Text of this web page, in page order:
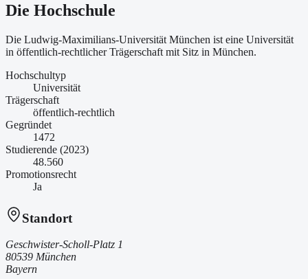
Die Hochschule
Die Ludwig-Maximilians-Universität München ist eine Universität
in öffentlich-rechtlicher Trägerschaft mit Sitz in München.
Hochschultyp
Universität
Trägerschaft
öffentlich-rechtlich
Gegründet
1472
Studierende (2023)
48.560
Promotionsrecht
Ja
Standort
Geschwister-Scholl-Platz 1
80539 München
Bayern